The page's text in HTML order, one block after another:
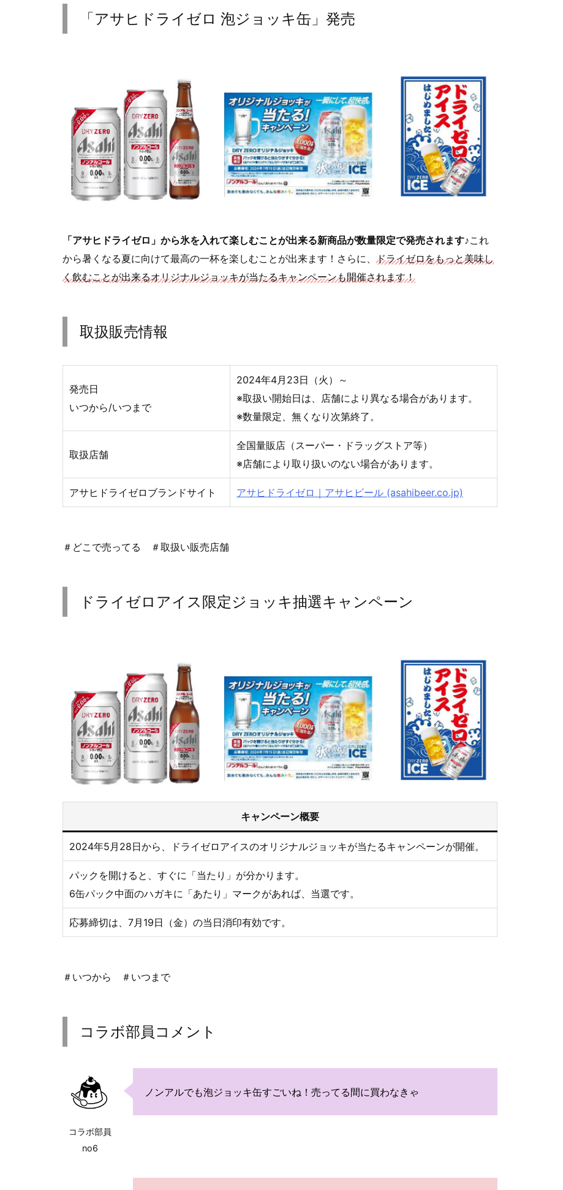
「アサヒドライゼロ 泡ジョッキ缶」発売
「アサヒドライゼロ」から氷を入れて楽しむことが出来る新商品が数量限定で発売されます♪これ
から暑くなる夏に向けて最高の一杯を楽しむことが出来ます！さらに、 ドライゼロをもっと美味し
く飲むことが出来るオリジナルジョッキが当たるキャンペーンも開催されます！
取扱販売情報
発売日
いつから/いつまで
2024年4月23日（火）～
※取扱い開始日は、店舗により異なる場合があります。
※数量限定、無くなり次第終了。
取扱店舗
全国量販店（スーパー・ドラッグストア等）
※店舗により取り扱いのない場合があります。
アサヒドライゼロブランドサイト アサヒドライゼロ｜アサヒビール (asahibeer.co.jp)
＃どこで売ってる ＃取扱い販売店舗
ドライゼロアイス限定ジョッキ抽選キャンペーン
キャンペーン概要
2024年5月28日から、ドライゼロアイスのオリジナルジョッキが当たるキャンペーンが開催。
パックを開けると、すぐに「当たり」が分かります。
6缶パック中面のハガキに「あたり」マークがあれば、当選です。
応募締切は、7月19日（金）の当日消印有効です。
＃いつから ＃いつまで
コラボ部員コメント
コラボ部員
no6
ノンアルでも泡ジョッキ缶すごいね！売ってる間に買わなきゃ